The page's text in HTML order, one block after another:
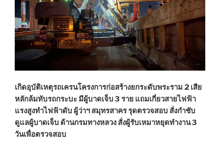
เกิดอุบัติเหตุรถเครนโครงการก่อสร้างยกระดับพระราม 2 เสีย
หลักล้มทับรถกระบะ มีผู้บาดเจ็บ 3 ราย แถมเกี่ยวสายไฟฟ้า
แรงสูงทำไฟฟ้าดับ ผู้ว่าฯ สมุทรสาคร รุดตรวจสอบ สั่งกำชับ
ดูแลผู้บาดเจ็บ ด้านกรมทางหลวง สั่งผู้รับเหมาหยุดทำงาน 3
วันเพื่อตรวจสอบ